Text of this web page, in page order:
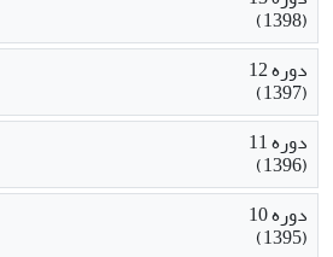
(1398)
دوره 12
(1397)
دوره 11
(1396)
دوره 10
(1395)